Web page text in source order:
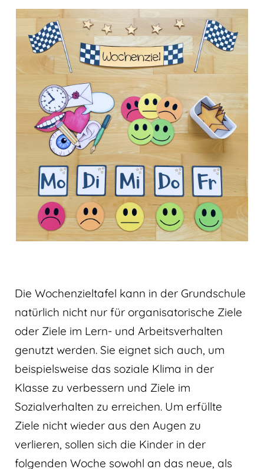
Die Wochenzieltafel kann in der Grundschule
natürlich nicht nur für organisatorische Ziele
oder Ziele im Lern- und Arbeitsverhalten
genutzt werden. Sie eignet sich auch, um
beispielsweise das soziale Klima in der
Klasse zu verbessern und Ziele im
Sozialverhalten zu erreichen. Um erfüllte
Ziele nicht wieder aus den Augen zu
verlieren, sollen sich die Kinder in der
folgenden Woche sowohl an das neue, als